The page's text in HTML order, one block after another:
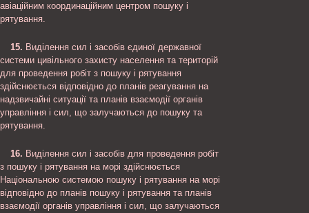
авіаційним координаційним центром пошуку і
рятування.
15. Виділення сил і засобів єдиної державної
системи цивільного захисту населення та територій
для проведення робіт з пошуку і рятування
здійснюється відповідно до планів реагування на
надзвичайні ситуації та планів взаємодії органів
управління і сил, що залучаються до пошуку та
рятування.
16. Виділення сил і засобів для проведення робіт
з пошуку і рятування на морі здійснюється
Національною системою пошуку і рятування на морі
відповідно до планів пошуку і рятування та планів
взаємодії органів управління і сил, що залучаються